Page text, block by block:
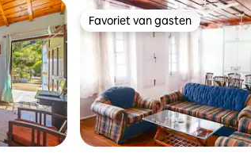
Favoriet van gasten
Favoriet van gasten